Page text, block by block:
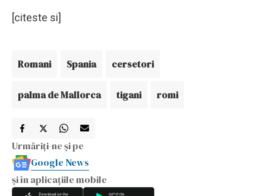
[citeste si]
Romani Spania cersetori
palma de Mallorca tigani romi
Urmăriți-ne și pe
Google News
și în aplicațiile mobile